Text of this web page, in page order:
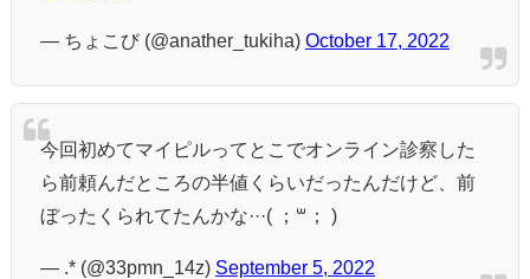
— ちょこび (@anather_tukiha) October 17, 2022
今回初めてマイピルってとこでオンライン診察した
ら前頼んだところの半値くらいだったんだけど、前
ぼったくられてたんかな···( ；꒳​； )
— .* (@33pmn_14z) September 5, 2022